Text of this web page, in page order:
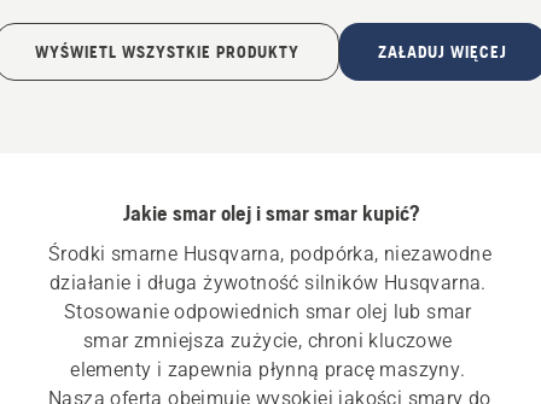
WYŚWIETL WSZYSTKIE PRODUKTY ZAŁADUJ WIĘCEJ
Jakie smar olej i smar smar kupić?
Środki smarne Husqvarna, podpórka, niezawodne
działanie i długa żywotność silników Husqvarna.
Stosowanie odpowiednich smar olej lub smar
smar zmniejsza zużycie, chroni kluczowe
elementy i zapewnia płynną pracę maszyny.
Nasza oferta obejmuje wysokiej jakości smary do